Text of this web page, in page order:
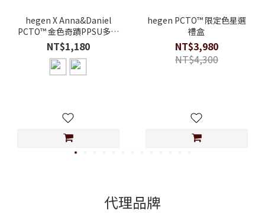
hegen X Anna&Daniel
PCTO™ 金色奇蹟PPSU多功
能方圓型寬口水瓶2.0 330ml
NT$1,180
hegen PCTO™ 限定色星選
禮盒
NT$3,980
NT$4,300
代理品牌